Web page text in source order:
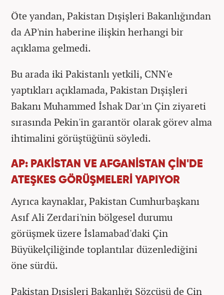
Öte yandan, Pakistan Dışişleri Bakanlığından
da AP'nin haberine ilişkin herhangi bir
açıklama gelmedi.
Bu arada iki Pakistanlı yetkili, CNN'e
yaptıkları açıklamada, Pakistan Dışişleri
Bakanı Muhammed İshak Dar'ın Çin ziyareti
sırasında Pekin'in garantör olarak görev alma
ihtimalini görüştüğünü söyledi.
AP: PAKİSTAN VE AFGANİSTAN ÇİN'DE
ATEŞKES GÖRÜŞMELERİ YAPIYOR
Ayrıca kaynaklar, Pakistan Cumhurbaşkanı
Asıf Ali Zerdari'nin bölgesel durumu
görüşmek üzere İslamabad'daki Çin
Büyükelçiliğinde toplantılar düzenlediğini
öne sürdü.
Pakistan Dışişleri Bakanlığı Sözcüsü de Çin